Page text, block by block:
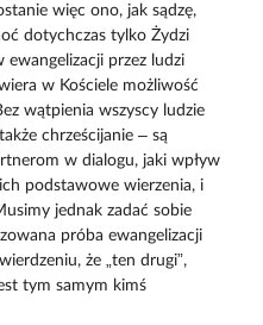
więc ono, jak sądzę,
dotychczas tylko Żydzi
ewangelizacji przez ludzi
w Kościele możliwość
wątpienia wszyscy ludzie
chrześcijanie – są
w dialogu, jaki wpływ
podstawowe wierzenia, i
jednak zadać sobie
próba ewangelizacji
że „ten drugi”,
tym samym kimś